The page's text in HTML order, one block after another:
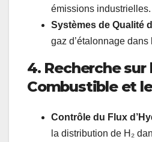
émissions industrielles.
Systèmes de Qualité
gaz d’étalonnage
4. Recherche sur
Combustible et
Contrôle du Flux
la distribution de H₂